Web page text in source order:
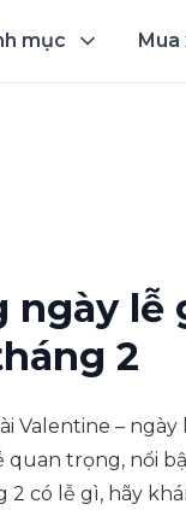
mục Mua
ngày lễ
2
Valentine –
quan trọng, nổi
có lễ gì, hãy